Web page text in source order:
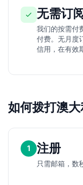
无需订
我们的按需付
付费。无月度
信用，在有效
如何拨打澳
1 注册
只需邮箱，